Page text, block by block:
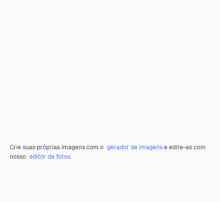
Crie suas próprias imagens com o gerador de imagense edite-as com
nosso editor de fotos.